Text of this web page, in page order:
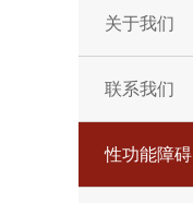
关于我们
联系我们
性功能障碍